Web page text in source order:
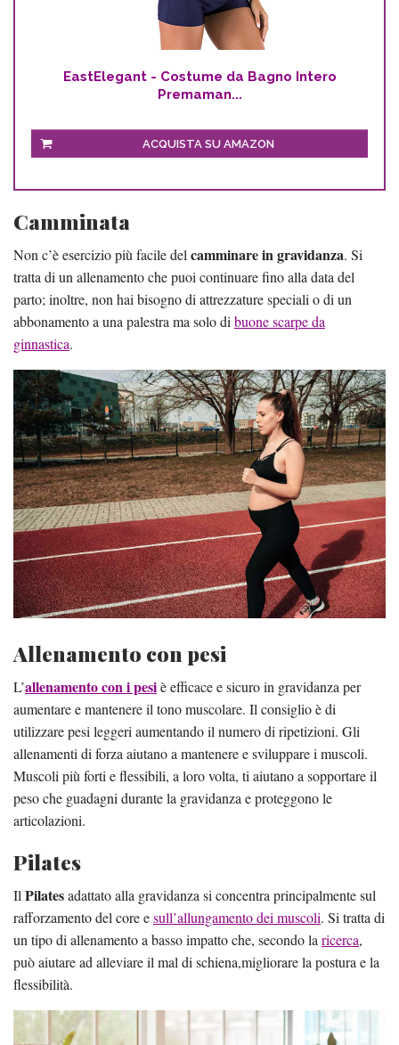
EastElegant - Costume da Bagno Intero
Premaman...
ACQUISTA SU AMAZON
Camminata
Non c’è esercizio più facile del camminarein gravidanza. Si
tratta di un allenamento che puoi continuare fino alla data del
parto; inoltre, non hai bisogno di attrezzature speciali o di un
abbonamento a una palestra ma solo di buone scarpe da
ginnastica.
Allenamento con pesi
L’allenamento con i pesiè efficace e sicuro in gravidanza per
aumentare e mantenere il tono muscolare. Il consiglio è di
utilizzare pesi leggeri aumentando il numero di ripetizioni. Gli
allenamenti di forza aiutano a mantenere e sviluppare i muscoli.
Muscoli più forti e flessibili, a loro volta, ti aiutano a sopportare il
peso che guadagni durante la gravidanza e proteggono le
articolazioni.
Pilates
Il Pilatesadattato alla gravidanza si concentra principalmente sul
rafforzamento del core esull’allungamento dei muscoli. Si tratta di
un tipo di allenamento a basso impatto che, secondo la ricerca,
può aiutare ad alleviare il mal di schiena,migliorare la postura e la
flessibilità.